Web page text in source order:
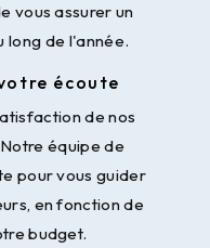
vous assurer un
de l'année.
écoute
de nos
équipe de
pour vous guider
en fonction de
budget.